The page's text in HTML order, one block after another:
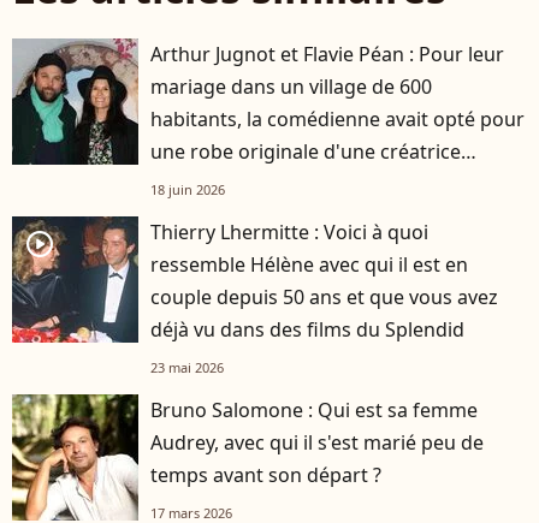
Arthur Jugnot et Flavie Péan : Pour leur
mariage dans un village de 600
habitants, la comédienne avait opté pour
une robe originale d'une créatrice
française
18 juin 2026
player2
Thierry Lhermitte : Voici à quoi
ressemble Hélène avec qui il est en
couple depuis 50 ans et que vous avez
déjà vu dans des films du Splendid
23 mai 2026
Bruno Salomone : Qui est sa femme
Audrey, avec qui il s'est marié peu de
temps avant son départ ?
17 mars 2026